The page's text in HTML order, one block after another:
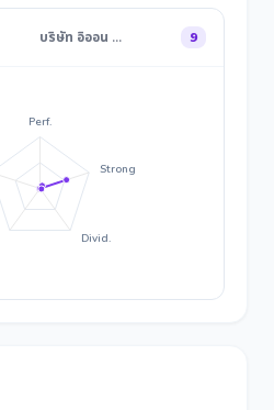
บริษัท อิออน … 9
Perf.
Strong
Divid.